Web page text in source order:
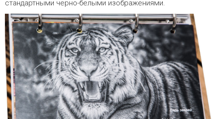
стандартными черно-белыми изображениями.